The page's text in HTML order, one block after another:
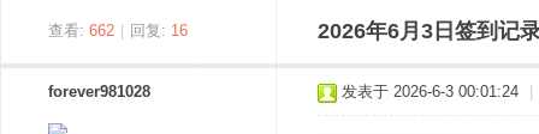
› ›
查看: 662 回复: 16 2026年6月3日签到记
forever981028 发表于 2026-6-3 00:01:24